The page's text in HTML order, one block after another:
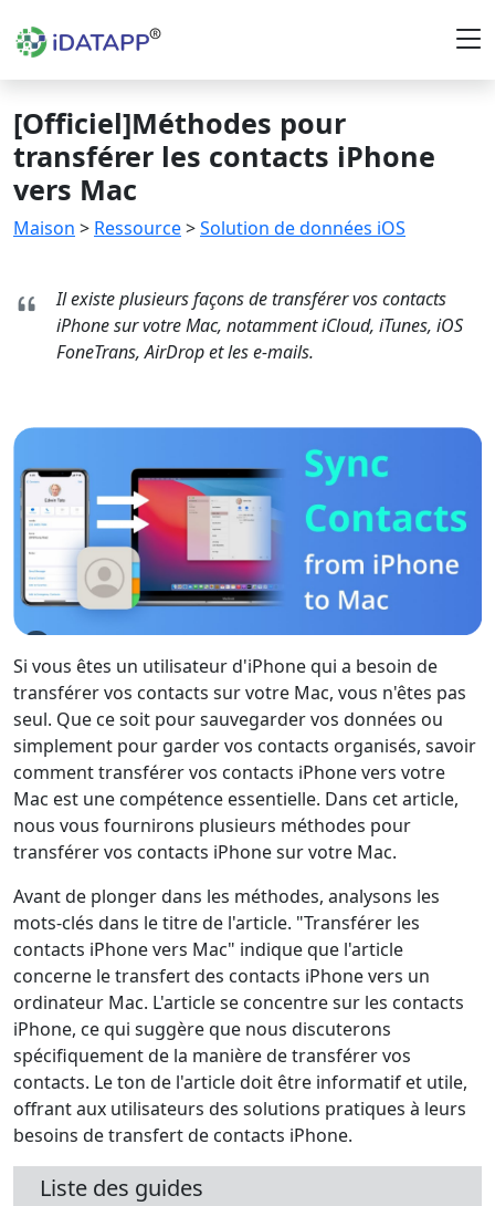
[Officiel]Méthodes pour
transférer les contacts iPhone
vers Mac
Maison > Ressource>Solution de données iOS
Il existe plusieurs façons de transférer vos contacts
iPhone sur votre Mac, notamment iCloud, iTunes, iOS
FoneTrans, AirDrop et les e-mails.
Si vous êtes un utilisateur d'iPhone qui a besoin de
transférer vos contacts sur votre Mac, vous n'êtes pas
seul. Que ce soit pour sauvegarder vos données ou
simplement pour garder vos contacts organisés, savoir
comment transférer vos contacts iPhone vers votre
Mac est une compétence essentielle. Dans cet article,
nous vous fournirons plusieurs méthodes pour
transférer vos contacts iPhone sur votre Mac.
Avant de plonger dans les méthodes, analysons les
mots-clés dans le titre de l'article. "Transférer les
contacts iPhone vers Mac" indique que l'article
concerne le transfert des contacts iPhone vers un
ordinateur Mac. L'article se concentre sur les contacts
iPhone, ce qui suggère que nous discuterons
spécifiquement de la manière de transférer vos
contacts. Le ton de l'article doit être informatif et utile,
offrant aux utilisateurs des solutions pratiques à leurs
besoins de transfert de contacts iPhone.
Liste des guides